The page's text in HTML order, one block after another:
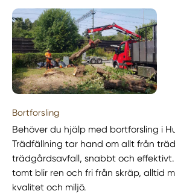
Bortforsling
Behöver du hjälp med bortforsling i
Trädfällning tar hand om allt från
trädgårdsavfall, snabbt och effektivt.
tomt blir ren och fri från skräp, alltid
kvalitet och miljö.